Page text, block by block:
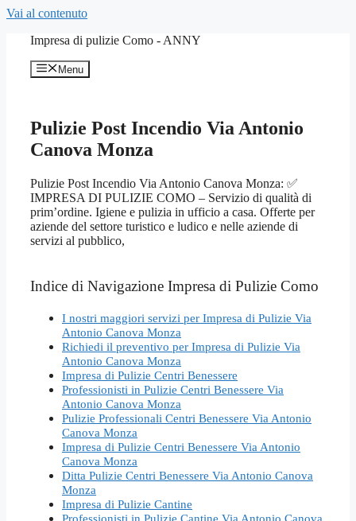
Vai al contenuto
Impresa di pulizie Como - ANNY
Menu
Pulizie Post Incendio Via Antonio
Canova Monza
Pulizie Post Incendio Via Antonio Canova Monza: ✅
IMPRESA DI PULIZIE COMO – Servizio di qualità di
prim’ordine. Igiene e pulizia in ufficio a casa. Offerte per
aziende del settore turistico e ludico e nelle aziende di
servizi al pubblico,
Indice di Navigazione Impresa di Pulizie Como
I nostri maggiori servizi per Impresa di Pulizie Via
Antonio Canova Monza
Richiedi il preventivo per Impresa di Pulizie Via
Antonio Canova Monza
Impresa di Pulizie Centri Benessere
Professionisti in Pulizie Centri Benessere Via
Antonio Canova Monza
Pulizie Professionali Centri Benessere Via Antonio
Canova Monza
Impresa di Pulizie Centri Benessere Via Antonio
Canova Monza
Ditta Pulizie Centri Benessere Via Antonio Canova
Monza
Impresa di Pulizie Cantine
Professionisti in Pulizie Cantine Via Antonio Canova